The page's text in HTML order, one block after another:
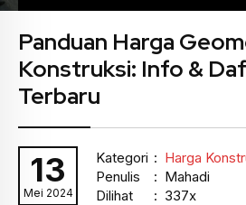
Konstruksi Geomembran
Panduan Harga
Konstruksi: Info &
Terbaru
13
Mei 2024
Kategori : Harga
Penulis
: Mahadi
Dilihat
: 337x